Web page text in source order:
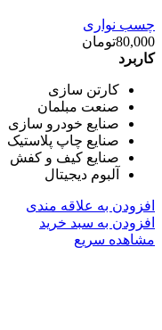
چسب نواری
80,000تومان
کاربرد
کارتن سازی
صنعت مبلمان
صنایع خودرو سازی
صنایع چاپ پلاستیک
صنایع کیف و کفش
آلبوم دیجیتال
افزودن به علاقه مندی
افزودن به سبد خرید
مشاهده سریع